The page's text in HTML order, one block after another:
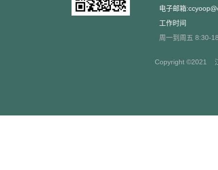
电子邮箱
工作时间
周一到周五 8:30-
Copyright ©2021